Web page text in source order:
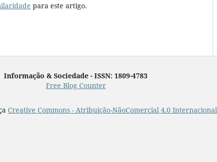
para este artigo.
Informação & Sociedade - ISSN: 1809-4783
Free Blog Counter
Creative Commons - Atribuição-NãoComercial 4.0 Internacional